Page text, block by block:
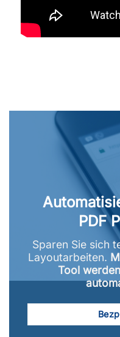
PDF
Sparen Sie sich
Layoutarbeiten.
Tool